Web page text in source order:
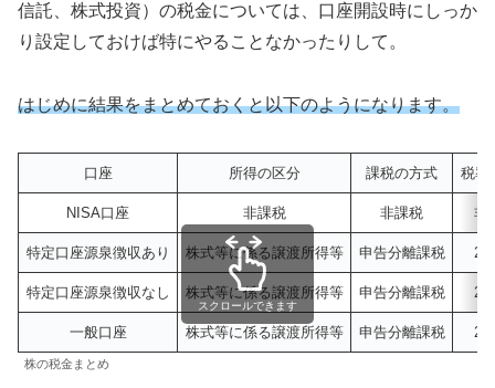
信託、株式投資）の税金については、口座開設時にしっか
り設定しておけば特にやることなかったりして。
はじめに結果をまとめておくと以下のようになります。
口座 所得の区分 課税の方式 税率
NISA口座 非課税 非課税 非
特定口座源泉徴収あり 株式等に係る譲渡所得等 申告分離課税
特定口座源泉徴収なし 株式等に係る譲渡所得等 申告分離課税
一般口座 株式等に係る譲渡所得等 申告分離課税
スクロールできます
株の税金まとめ